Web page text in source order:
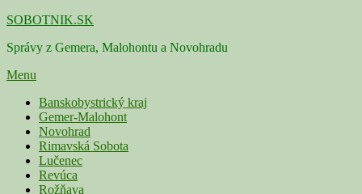
Skip
content
SOBOTNIK.SK
Správy z Gemera, Malohontu a Novohradu
Menu
Primárne
menu
Banskobystrický kraj
Gemer-Malohont
Novohrad
Rimavská Sobota
Lučenec
Revúca
Rožňava